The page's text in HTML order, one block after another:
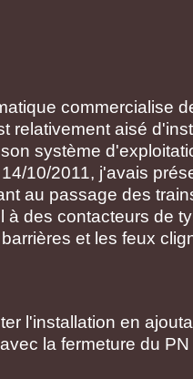
commercialise
relativement aisé
système
10/2011, j'avais
au passage des
à des contacteurs de
et les feux
l'installation en
la fermeture du PN